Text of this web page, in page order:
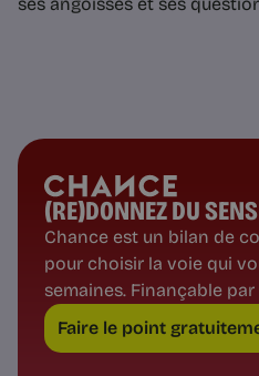
(RE)DONNEZ DU
Chance est un bilan de
pour choisir la voie qui
semaines. Finançable par
Faire le point